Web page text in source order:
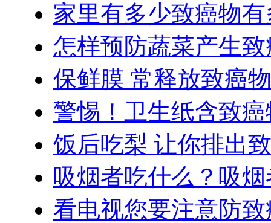
家里有多少致癌物
怎样预防蔬菜产生
保鲜膜 常释放致癌
警惕！卫生纸含致
饭后吃梨 让你排出
吸烟者吃什么？吸
看电视您要注意防